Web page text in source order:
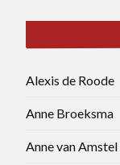
Alexis de Roode
Anne Broeksma
Anne van Amstel